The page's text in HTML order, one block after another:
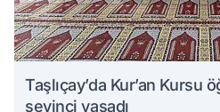
Taşlıçay’da Kur’an
sevinci yaşadı